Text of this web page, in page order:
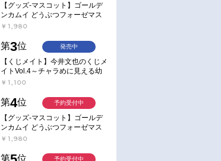
【グッズ-マスコット】ゴールデ
ンカムイ どうぶつフォーゼマス
コット 4.尾形百之助【再販】
￥1,980
第3位
【くじメイト】今井文也のくじメ
イトVol.4～チャラめに見える幼
馴染、実は一途で独占欲が強いん
￥1,100
発売中
第4位
【グッズ-マスコット】ゴールデ
ンカムイ どうぶつフォーゼマス
コット 5.月島軍曹【再販】
￥1,980
予約受付中
第 位 予約受付中